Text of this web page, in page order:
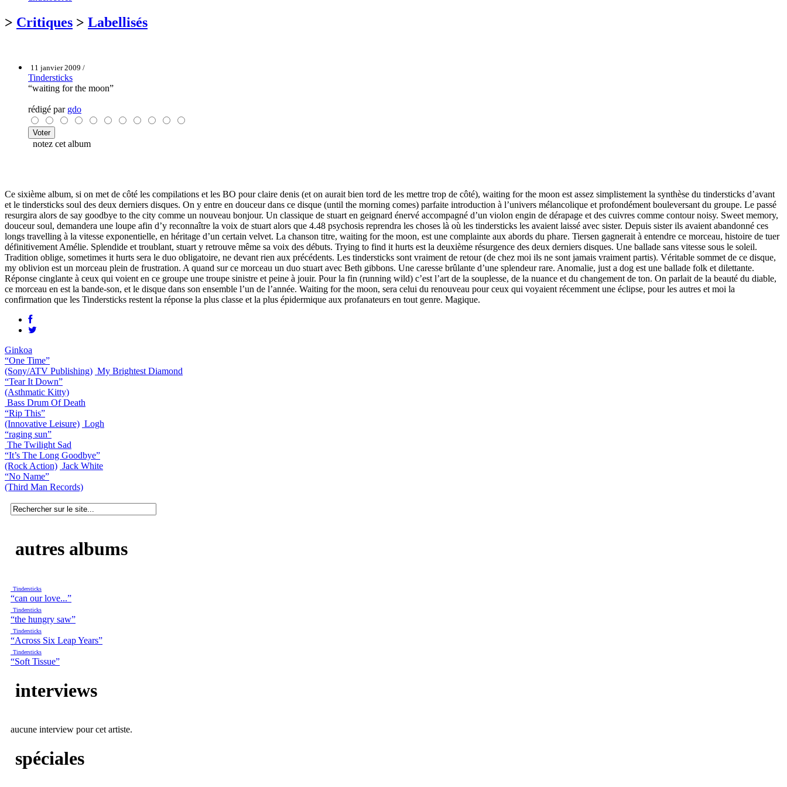
> Critiques > Labellisés
11 janvier 2009 /
Tindersticks
“waiting for the moon”
rédigé par gdo
notez cet album
Ce sixième album, si on met de côté les compilations et les BO pour claire denis (et on aurait bien tord de les mettre trop de côté), waiting for the moon est assez simplistement la synthèse du tindersticks d’avant
et le tindersticks soul des deux derniers disques. On y entre en douceur dans ce disque (until the morning comes) parfaite introduction à l’univers mélancolique et profondément bouleversant du groupe. Le passé
resurgira alors de say goodbye to the city comme un nouveau bonjour. Un classique de stuart en geignard énervé accompagné d’un violon engin de dérapage et des cuivres comme contour noisy. Sweet memory,
douceur soul, demandera une loupe afin d’y reconnaître la voix de stuart alors que 4.48 psychosis reprendra les choses là où les tindersticks les avaient laissé avec sister. Depuis sister ils avaient abandonné ces
longs travelling à la vitesse exponentielle, en héritage d’un certain velvet. La chanson titre, waiting for the moon, est une complainte aux abords du phare. Tiersen gagnerait à entendre ce morceau, histoire de tuer
définitivement Amélie. Splendide et troublant, stuart y retrouve même sa voix des débuts. Trying to find it hurts est la deuxième résurgence des deux derniers disques. Une ballade sans vitesse sous le soleil.
Tradition oblige, sometimes it hurts sera le duo obligatoire, ne devant rien aux précédents. Les tindersticks sont vraiment de retour (de chez moi ils ne sont jamais vraiment partis). Véritable sommet de ce disque,
my oblivion est un morceau plein de frustration. A quand sur ce morceau un duo stuart avec Beth gibbons. Une caresse brûlante d’une splendeur rare. Anomalie, just a dog est une ballade folk et dilettante.
Réponse cinglante à ceux qui voient en ce groupe une troupe sinistre et peine à jouir. Pour la fin (running wild) c’est l’art de la souplesse, de la nuance et du changement de ton. On parlait de la beauté du diable,
ce morceau en est la bande-son, et le disque dans son ensemble l’un de l’année. Waiting for the moon, sera celui du renouveau pour ceux qui voyaient récemment une éclipse, pour les autres et moi la
confirmation que les Tindersticks restent la réponse la plus classe et la plus épidermique aux profanateurs en tout genre. Magique.
Ginkoa
“One Time”
(Sony/ATV Publishing) My Brightest Diamond
“Tear It Down”
(Asthmatic Kitty)
Bass Drum Of Death
“Rip This”
(Innovative Leisure) Logh
“raging sun”
The Twilight Sad
“It’s The Long Goodbye”
(Rock Action) Jack White
“No Name”
(Third Man Records)
autres albums
Tindersticks
“can our love...”
Tindersticks
“the hungry saw”
Tindersticks
“Across Six Leap Years”
Tindersticks
“Soft Tissue”
interviews
aucune interview pour cet artiste.
spéciales